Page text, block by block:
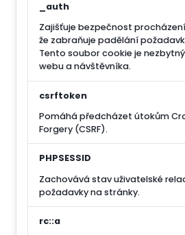
_auth
Zajišťuje bezpečnost
že zabraňuje padělání
Tento soubor cookie je
webu a návštěvníka.
csrftoken
Pomáhá předcházet útokům
Forgery (CSRF).
PHPSESSID
Zachovává stav uživatelské
požadavky na stránky.
rc::a